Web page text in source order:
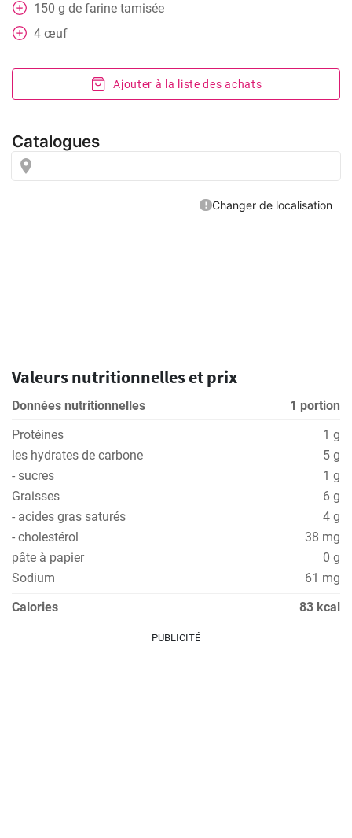
150 g de farine tamisée
4 œuf
Ajouter à la liste des achats
Valeurs nutritionnelles et prix
Données nutritionnelles
1 portion
Protéines
1 g
les hydrates de carbone
5 g
- sucres
1 g
Graisses
6 g
- acides gras saturés
4 g
- cholestérol
38 mg
pâte à papier
0 g
Sodium
61 mg
Calories
83 kcal
PUBLICITÉ